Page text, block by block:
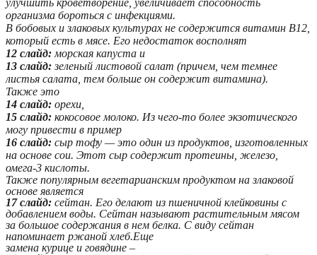
организма бороться с инфекциями.
В бобовых и злаковых культурах не содержится витамин В12,
который есть в мясе. Его недостаток восполнят
12 слайд: морская капуста и
13 слайд: зеленый листовой салат (причем, чем темнее
листья салата, тем больше он содержит витамина).
Также это
14 слайд: орехи,
15 слайд: кокосовое молоко. Из чего-то более экзотического
могу привести в пример
16 слайд: сыр тофу — это один из продуктов, изготовленных
на основе сои. Этот сыр содержит протеины, железо,
омега-3 кислоты.
Также популярным вегетарианским продуктом на злаковой
основе является
17 слайд: сейтан. Его делают из пшеничной клейковины с
добавлением воды. Сейтан называют растительным мясом
за большое содержания в нем белка. С виду сейтан
напоминает ржаной хлеб.Еще
замена курице и говядине –